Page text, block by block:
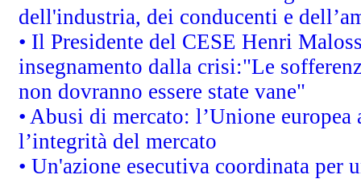
dell'industria, dei conducenti e
• Il Presidente del CESE Henri
insegnamento dalla crisi:"Le
non dovranno essere state vane"
• Abusi di mercato: l’Unione
l’integrità del mercato
• Un'azione esecutiva coordinata